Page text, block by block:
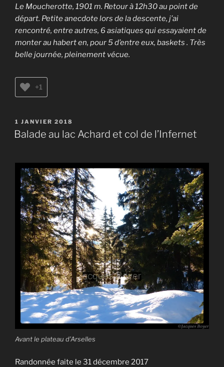
Le Moucherotte, 1901 m. Retour à 12h30 au point de
départ. Petite anecdote lors de la descente, j’ai
rencontré, entre autres, 6 asiatiques qui essayaient de
monter au habert en, pour 5 d’entre eux, baskets . Très
belle journée, pleinement vécue.
+1
PUBLIÉ
LE
1 JANVIER 2018
Balade au lac Achard et col de l’Infernet
Avant le plateau d’Arselles
Randonnée faite le 31 décembre 2017